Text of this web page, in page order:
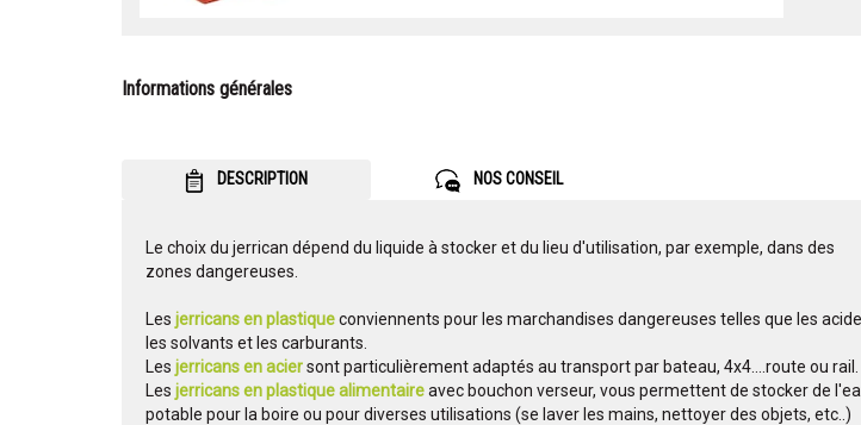
Informations générales
DESCRIPTION NOS CONSEIL
Le choix du jerrican dépend du liquide à stocker et du lieu d'utilisation, par exemple, dans des
zones dangereuses.
Les jerricans en plastiqueconviennents pour les marchandises dangereuses telles que les
les solvants et les carburants.
Les jerricans en aciersont particulièrement adaptés au transport par bateau, 4x4....route ou rail.
Les jerricans en plastique alimentaireavec bouchon verseur, vous permettent de stocker de
potable pour la boire ou pour diverses utilisations (se laver les mains, nettoyer des objets, etc..)